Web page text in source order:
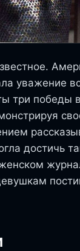
уважение
три победы
достичь